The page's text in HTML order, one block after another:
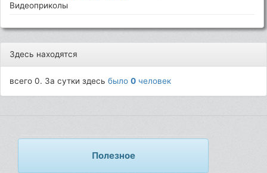
Видеоприколы
Здесь находятся
всего 0. За сутки здесьбыло0 человек
Полезное